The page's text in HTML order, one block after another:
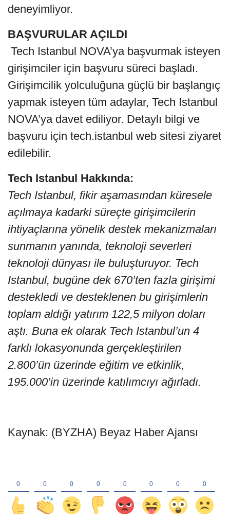
deneyimliyor.
BAŞVURULAR AÇILDI
Tech Istanbul NOVA’ya başvurmak isteyen
girişimciler için başvuru süreci başladı.
Girişimcilik yolculuğuna güçlü bir başlangıç
yapmak isteyen tüm adaylar, Tech Istanbul
NOVA’ya davet ediliyor. Detaylı bilgi ve
başvuru için tech.istanbul web sitesi ziyaret
edilebilir.
Tech Istanbul Hakkında:
Tech Istanbul, fikir aşamasından küresele
açılmaya kadarki süreçte girişimcilerin
ihtiyaçlarına yönelik destek mekanizmaları
sunmanın yanında, teknoloji severleri
teknoloji dünyası ile buluşturuyor. Tech
Istanbul, bugüne dek 670’ten fazla girişimi
destekledi ve desteklenen bu girişimlerin
toplam aldığı yatırım 122,5 milyon doları
aştı. Buna ek olarak Tech Istanbul’un 4
farklı lokasyonunda gerçekleştirilen
2.800’ün üzerinde eğitim ve etkinlik,
195.000’in üzerinde katılımcıyı ağırladı.
Kaynak: (BYZHA) Beyaz Haber Ajansı